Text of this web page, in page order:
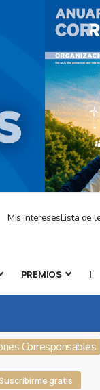
Mis interesesLista de
PREMIOS |
Corresponsables
gratis